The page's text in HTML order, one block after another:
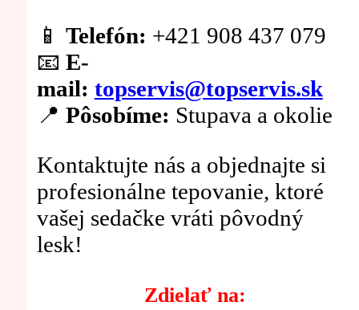
📱 Telefón: +421 908 437 079
📧 E-
mail: topservis@topservis.sk
📍 Pôsobíme: Stupava a okolie
Kontaktujte nás a objednajte si
profesionálne tepovanie, ktoré
vašej sedačke vráti pôvodný
lesk!
Zdielať na: